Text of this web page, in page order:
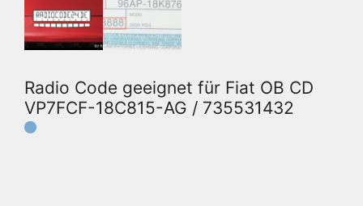
Radio Code geeignet für Fiat OB CD
VP7FCF-18C815-AG / 735531432